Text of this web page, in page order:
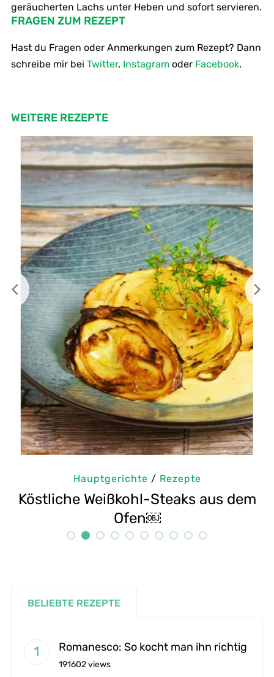
geräucherten Lachs unter Heben und sofort servieren.
FRAGEN ZUM REZEPT
Hast du Fragen oder Anmerkungen zum Rezept? Dann
schreibe mir bei Twitter, Instagramoder Facebook.
WEITERE REZEPTE
Hauptgerichte/Rezepte
Selbstgemachte Tahini:
Rezept
BELIEBTE REZEPTE
Romanesco: So kocht man ihn richtig
191602 views